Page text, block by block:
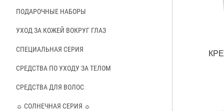
ПОДАРОЧНЫЕ НАБОРЫ
УХОД ЗА КОЖЕЙ ВОКРУГ ГЛАЗ
СПЕЦИАЛЬНАЯ СЕРИЯ
СРЕДСТВА ПО УХОДУ ЗА ТЕЛОМ
СРЕДСТВА ДЛЯ ВОЛОС
☼ СОЛНЕЧНАЯ СЕРИЯ ☼